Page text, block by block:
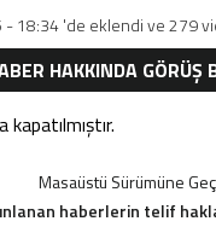
- 18:34 'de eklendi ve 279
HAKKINDA GÖRÜŞ
Masaüstü Sürümüne Geç
haberlerin telif